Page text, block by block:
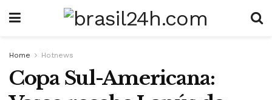
Home Hotnews
Copa Sul-Americana: